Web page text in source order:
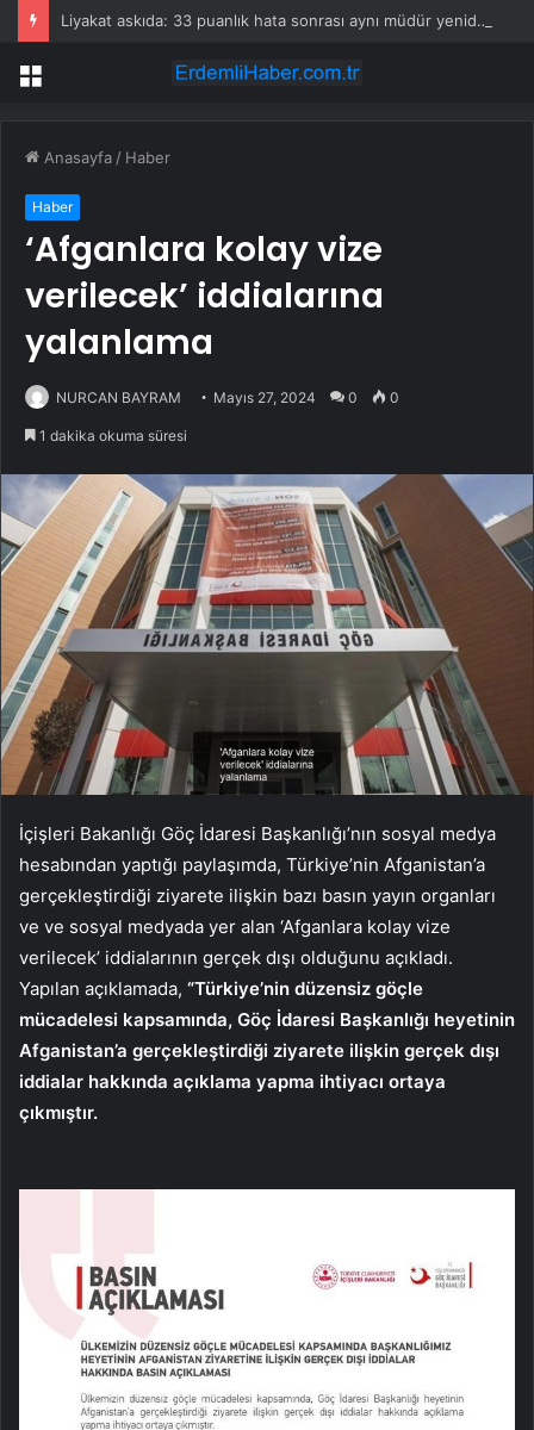
Liyakat askıda: 33 puanlık hata sonrası aynı müdür yeniden görevlendirildi
Menü
Anasayfa / Haber
Haber
‘Afganlara kolay vize
verilecek’ iddialarına
yalanlama
NURCAN BAYRAM Mayıs 27, 2024 0 0
1 dakika okuma süresi
İçişleri Bakanlığı Göç İdaresi Başkanlığı’nın sosyal medya
hesabından yaptığı paylaşımda, Türkiye’nin Afganistan’a
gerçekleştirdiği ziyarete ilişkin bazı basın yayın organları
ve ve sosyal medyada yer alan ‘Afganlara kolay vize
verilecek’ iddialarının gerçek dışı olduğunu açıkladı.
Yapılan açıklamada, “Türkiye’nin düzensiz göçle
mücadelesi kapsamında, Göç İdaresi Başkanlığı heyetinin
Afganistan’a gerçekleştirdiği ziyarete ilişkin gerçek dışı
iddialar hakkında açıklama yapma ihtiyacı ortaya
çıkmıştır.